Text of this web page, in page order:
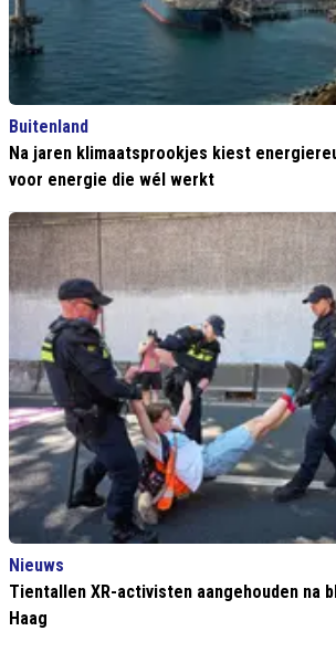
Buitenland
Na jaren klimaatsprookjes kiest
voor energie die wél werkt
Nieuws
Tientallen XR-activisten aangehouden na
Haag